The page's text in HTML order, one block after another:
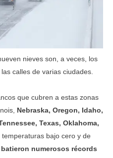
nieves son, a veces, los
calles de varias ciudades.
que cubren a estas zonas
Nebraska, Oregon, Idaho,
Texas, Oklahoma,
bajo cero y de
numerosos récords